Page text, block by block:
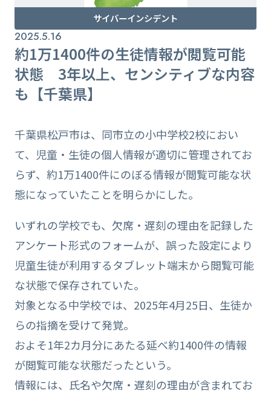
サイバーインシデント
2025.5.16
約1万1400件の生徒情報が閲覧可能
状態 3年以上、センシティブな内容
も【千葉県】
千葉県松戸市は、同市立の小中学校2校におい
て、児童・生徒の個人情報が適切に管理されてお
らず、約1万1400件にのぼる情報が閲覧可能な状
態になっていたことを明らかにした。
いずれの学校でも、欠席・遅刻の理由を記録した
アンケート形式のフォームが、誤った設定により
児童生徒が利用するタブレット端末から閲覧可能
な状態で保存されていた。
対象となる中学校では、2025年4月25日、生徒か
らの指摘を受けて発覚。
およそ1年2カ月分にあたる延べ約1400件の情報
が閲覧可能な状態だったという。
情報には、氏名や欠席・遅刻の理由が含まれてお